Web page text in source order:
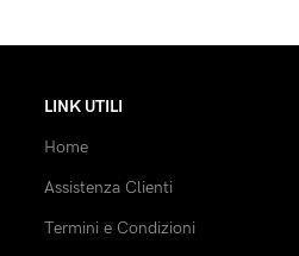
LINK UTILI
Home
Assistenza Clienti
Termini e Condizioni